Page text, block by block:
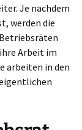
Je nachdem
werden die
Arbeit im
arbeiten in den